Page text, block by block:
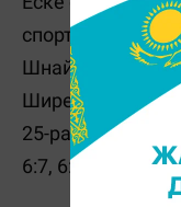
спортшы
Шнайдерді 6:3,
Ширек финалда
25-ракеткасы
6:7, 6:4, 7:6